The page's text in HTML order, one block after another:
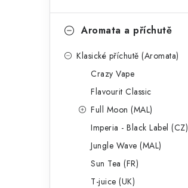
n
Aromata a příchutě
Klasické příchutě (Aromata)
Crazy Vape
Flavourit Classic
Full Moon (MAL)
Imperia - Black Label (CZ)
Jungle Wave (MAL)
Sun Tea (FR)
T-juice (UK)